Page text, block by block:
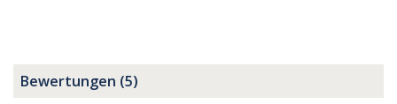
Bewertungen (5)